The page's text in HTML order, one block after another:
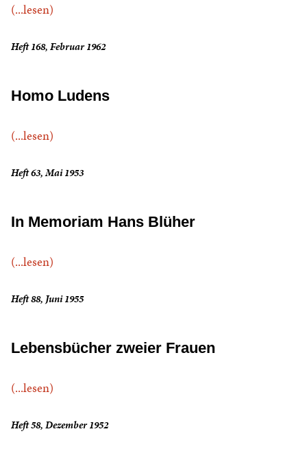
(...lesen)
Heft 168, Februar 1962
Homo Ludens
(...lesen)
Heft 63, Mai 1953
In Memoriam Hans Blüher
(...lesen)
Heft 88, Juni 1955
Lebensbücher zweier Frauen
(...lesen)
Heft 58, Dezember 1952